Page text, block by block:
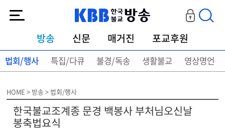
방송 신문 매거진 포교후원
법회/행사 특집/다큐 불경/독송 생활불교 영상명언
HOME > 방송 > 법회/행사
한국불교조계종 문경 백봉사 부처님오신날
봉축법요식